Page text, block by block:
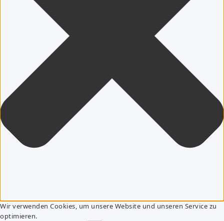
Wir verwenden Cookies, um unsere Website und unseren Service zu
optimieren.